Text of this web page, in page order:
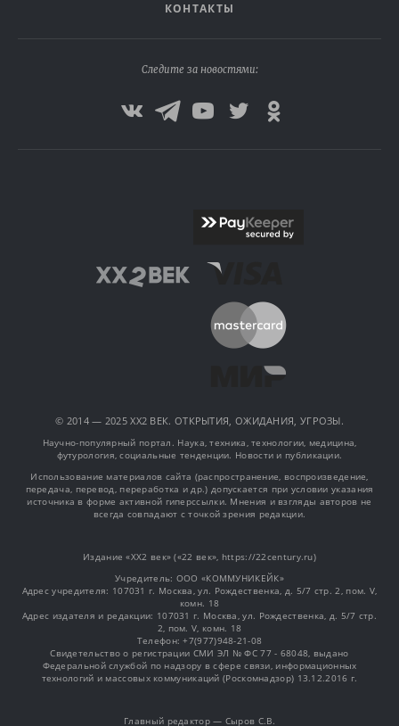
КОНТАКТЫ
Следите за новостями:
© 2014 — 2025 XX2 ВЕК. ОТКРЫТИЯ, ОЖИДАНИЯ, УГРОЗЫ.
Научно-популярный портал. Наука, техника, технологии, медицина,
футурология, социальные тенденции. Новости и публикации.
Использование материалов сайта (распространение, воспроизведение,
передача, перевод, переработка и др.) допускается при условии указания
источника в форме активной гиперссылки. Мнения и взгляды авторов не
всегда совпадают с точкой зрения редакции.
Издание «XX2 век» («22 век», https://22century.ru)
Учредитель: OOO «КОММУНИКЕЙК»
Адрес учредителя: 107031 г. Москва, ул. Рождественка, д. 5/7 стр. 2, пом. V,
комн. 18
Адрес издателя и редакции: 107031 г. Москва, ул. Рождественка, д. 5/7 стр.
2, пом. V, комн. 18
Телефон: +7(977)948-21-08
Свидетельство о регистрации СМИ ЭЛ № ФС 77 - 68048, выдано
Федеральной службой по надзору в сфере связи, информационных
технологий и массовых коммуникаций (Роскомнадзор) 13.12.2016 г.
Главный редактор — Сыров С.В.